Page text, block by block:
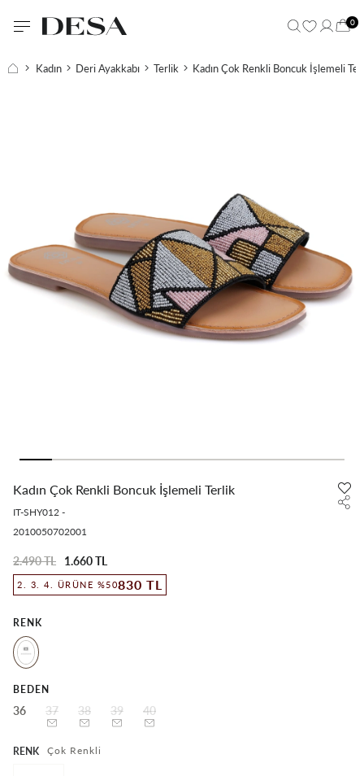
0
Kadın Deri Ayakkabı Terlik Kadın Çok Renkli Boncuk İşlemeli
Kadın Çok Renkli Boncuk İşlemeli Terlik
IT-SHY012 -
2010050702001
2.490 TL 1.660 TL
2. 3. 4. ÜRÜNE %50830 TL
RENK
BEDEN
36 37 38 39 40
RENK Çok Renkli